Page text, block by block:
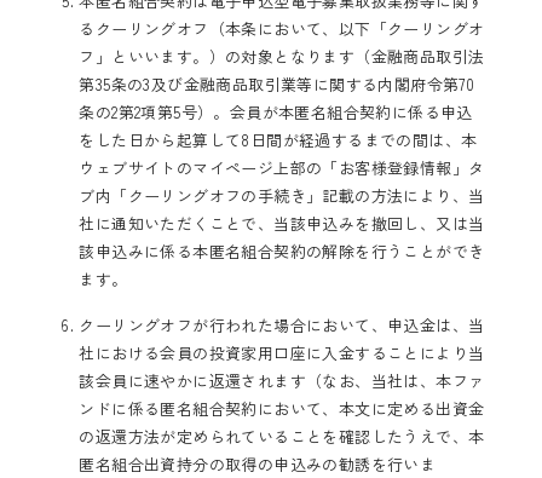
るクーリングオフ（本条において、以下「クーリングオ
フ」といいます。）の対象となります（金融商品取引法
第35条の3及び金融商品取引業等に関する内閣府令第70
条の2第2項第5号）。会員が本匿名組合契約に係る申込
をした日から起算して8日間が経過するまでの間は、本
ウェブサイトのマイページ上部の「お客様登録情報」タ
ブ内「クーリングオフの手続き」記載の方法により、当
社に通知いただくことで、当該申込みを撤回し、又は当
該申込みに係る本匿名組合契約の解除を行うことができ
ます。
クーリングオフが行われた場合において、申込金は、当
社における会員の投資家用口座に入金することにより当
該会員に速やかに返還されます（なお、当社は、本ファ
ンドに係る匿名組合契約において、本文に定める出資金
の返還方法が定められていることを確認したうえで、本
匿名組合出資持分の取得の申込みの勧誘を行いま